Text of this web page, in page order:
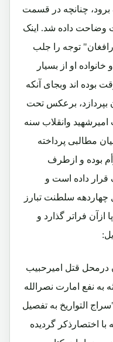
برود، چنانچه در قسمت
وضاحت داده شد. اینک
توجه را جلب
او از بسیار
بوده اند وبجای آنکه
برعکس تحت
وانقلاب سنه
بیان مطالبی پرداخته
بوده و ازطرف
قرار داده است و
سلطنت تبارز
فراتر گذارد و
درمحل قتل امیرحبیب
به نفع امارت نصرالله
التواریخ به تفصیل
اختصارذکر گردیده